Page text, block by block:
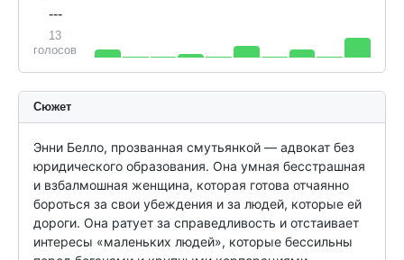
---
13
голосов
Сюжет
Энни Белло, прозванная смутьянкой — адвокат без
юридического образования. Она умная бесстрашная
и взбалмошная женщина, которая готова отчаянно
бороться за свои убеждения и за людей, которые ей
дороги. Она ратует за справедливость и отстаивает
интересы «маленьких людей», которые бессильны